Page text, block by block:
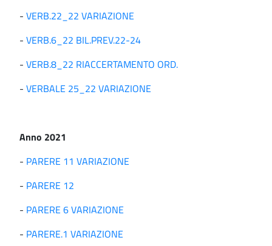
- VERB.22_22 VARIAZIONE
- VERB.6_22 BIL.PREV.22-24
- VERB.8_22 RIACCERTAMENTO ORD.
- VERBALE 25_22 VARIAZIONE
Anno 2021
- PARERE 11 VARIAZIONE
- PARERE 12
- PARERE 6 VARIAZIONE
- PARERE.1 VARIAZIONE